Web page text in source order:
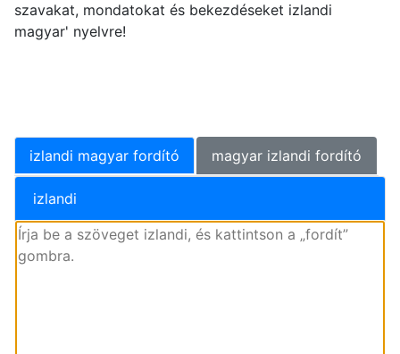
szavakat, mondatokat és bekezdéseket izlandi
magyar' nyelvre!
izlandi magyar fordító magyar izlandi fordító
izlandi